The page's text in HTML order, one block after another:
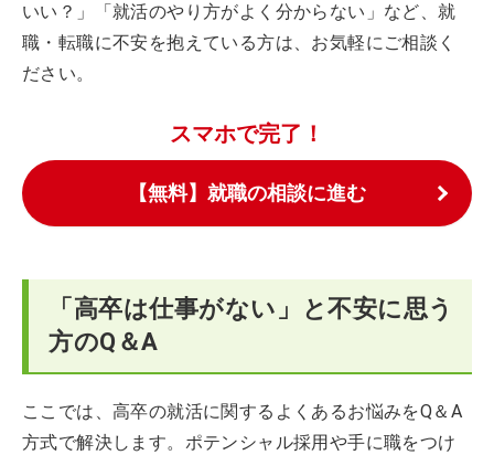
いい？」「就活のやり方がよく分からない」など、就
職・転職に不安を抱えている方は、お気軽にご相談く
ださい。
スマホで完了！
【無料】就職の相談に進む
「高卒は仕事がない」と不安に思う
方のQ＆A
ここでは、高卒の就活に関するよくあるお悩みをQ＆A
方式で解決します。ポテンシャル採用や手に職をつけ